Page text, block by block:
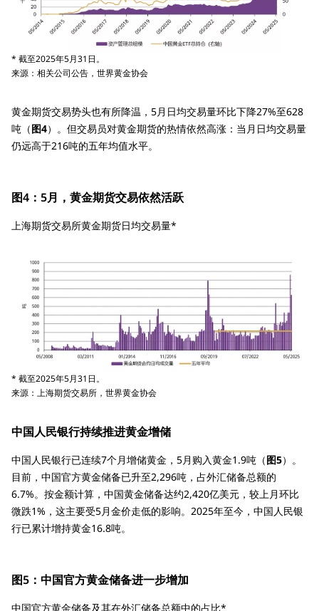
* 截至2025年5月31日。
来源：相关公司公告，世界黄金协会
黄金期货交易势头也有所降温，5月日均交易量环比下降27%至628
吨（图4）。但交易员对黄金期货的热情依然高涨：当月日均交易量
仍远高于216吨的五年均值水平。
图4：5月，黄金期货交易依然活跃
上海期货交易所黄金期货日均交易量*
* 截至2025年5月31日。
来源：上海期货交易所，世界黄金协会
中国人民银行持续推进黄金增储
中国人民银行已连续7个月增储黄金，5月购入黄金1.9吨（图5）。
目前，中国官方黄金储备已升至2,296吨，占外汇储备总额的
6.7%。按金额计算，中国黄金储备达约2,420亿美元，较上月环比
微跌1%，这主要受5月金价走低的影响。2025年至今，中国人民银
行已累计增持黄金16.8吨。
图5：中国官方黄金储备进一步增加
中国官方黄金储备及其在外汇储备总额中的占比*